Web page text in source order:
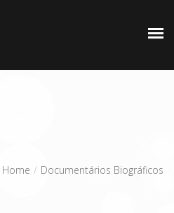
Home Documentários Biográficos